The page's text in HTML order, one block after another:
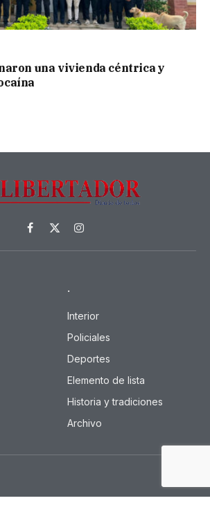
una vivienda céntrica y
Facebook
X
(Twitter)
Instagram
.
Interior
Policiales
Deportes
Elemento de lista
Historia y tradiciones
Archivo